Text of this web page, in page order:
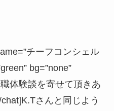
チーフコンシェル
bg=”none”
体験談を寄せて頂きあ
さんと同じよう